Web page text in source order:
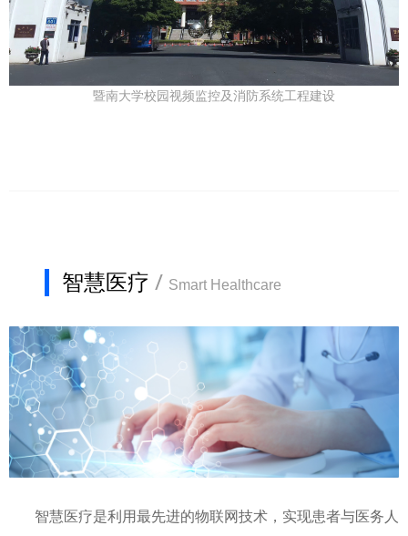
暨南大学校园视频监控及消防系统工程建设
智慧医疗 / Smart Healthcare
智慧医疗是利用最先进的物联网技术，实现患者与医务人